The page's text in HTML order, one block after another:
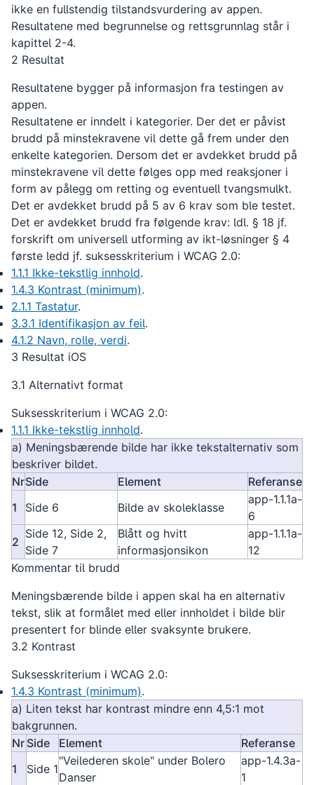
ikke en fullstendig tilstandsvurdering av appen.
Resultatene med begrunnelse og rettsgrunnlag står i
kapittel 2-4.
2 Resultat
Resultatene bygger på informasjon fra testingen av
appen.
Resultatene er inndelt i kategorier. Der det er påvist
brudd på minstekravene vil dette gå frem under den
enkelte kategorien. Dersom det er avdekket brudd på
minstekravene vil dette følges opp med reaksjoner i
form av pålegg om retting og eventuell tvangsmulkt.
Det er avdekket brudd på 5 av 6 krav som ble testet.
Det er avdekket brudd fra følgende krav: ldl. § 18 jf.
forskrift om universell utforming av ikt-løsninger § 4
første ledd jf. suksesskriterium i WCAG 2.0:
1.1.1 Ikke-tekstlig innhold.
1.4.3 Kontrast (minimum).
2.1.1 Tastatur.
3.3.1 Identifikasjon av feil.
4.1.2 Navn, rolle, verdi.
3 Resultat iOS
3.1 Alternativt format
Suksesskriterium i WCAG 2.0:
1.1.1 Ikke-tekstlig innhold.
a) Meningsbærende bilde har ikke tekstalternativ som
beskriver bildet.
NrSide Element
Referanse
1
Side 6 Bilde av skoleklasse
app-1.1.1a-
6
2
Side 12, Side 2,
Side 7
Blått og hvitt
informasjonsikon
app-1.1.1a-
12
Kommentar til brudd
Meningsbærende bilde i appen skal ha en alternativ
tekst, slik at formålet med eller innholdet i bilde blir
presentert for blinde eller svaksynte brukere.
3.2 Kontrast
Suksesskriterium i WCAG 2.0:
1.4.3 Kontrast (minimum).
a) Liten tekst har kontrast mindre enn 4,5:1 mot
bakgrunnen.
Nr Side Element
Referanse
1
Side 1
"Veilederen skole" under Bolero
Danser
app-1.4.3a-
1